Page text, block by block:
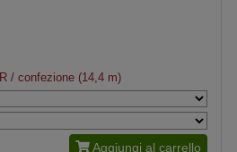
/ confezione (14,4 m)
Aggiungi al carrello